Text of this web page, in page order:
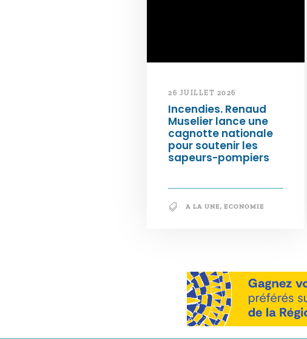
26 JUILLET 2026
Incendies. Renaud
Muselier lance une
cagnotte nationale
pour soutenir les
sapeurs-pompiers
A LA UNE, ECONOMIE